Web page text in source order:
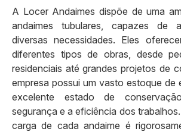
A Locer Andaimes dispõe de uma
andaimes tubulares, capazes de
diversas necessidades. Eles
diferentes tipos de obras, desde
residenciais até grandes projetos de
empresa possui um vasto estoque de
excelente estado de
segurança e a eficiência dos
carga de cada andaime é